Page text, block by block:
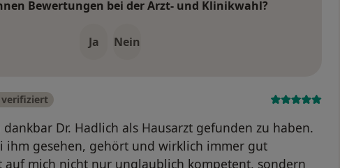
Bewertungen bei der Arzt- und Klinikwahl?
Ja Nein
verifiziert
Dr. Hadlich als Hausarzt gefunden zu haben.
ihm gesehen, gehört und wirklich immer gut
auf mich nicht nur unglaublich kompetent, sondern